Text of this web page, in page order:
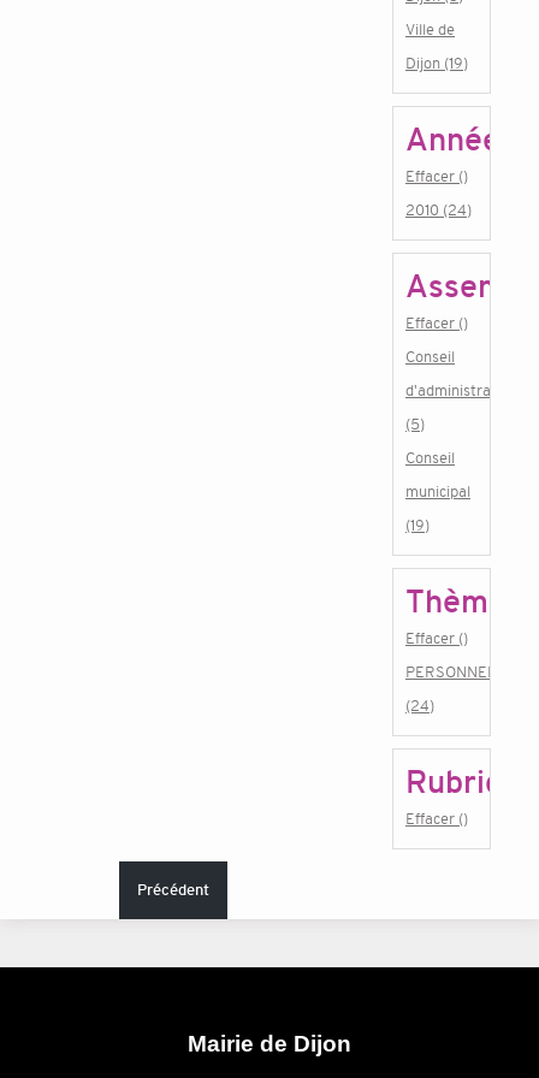
Ville de
Dijon (19)
Année
Effacer ()
2010 (24)
Effacer ()
Conseil
d'administration
(5)
Conseil
municipal
(19)
Thème
Effacer ()
PERSONNEL
(24)
Rubrique
Effacer ()
Précédent
Mairie de Dijon